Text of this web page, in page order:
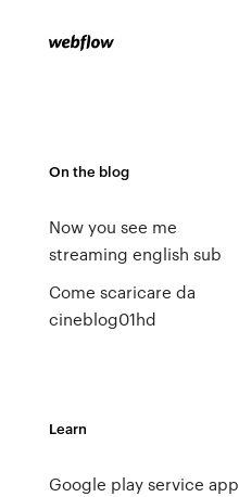
On the blog
Now you see me
streaming english sub
Come scaricare da
cineblog01hd
Learn
Google play service app